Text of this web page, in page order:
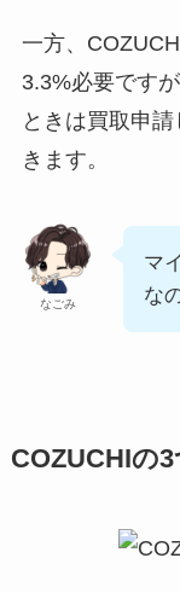
一方、
3.3%必要です
ときは買取申
きます。
なごみ
マ
な
COZUCHIの